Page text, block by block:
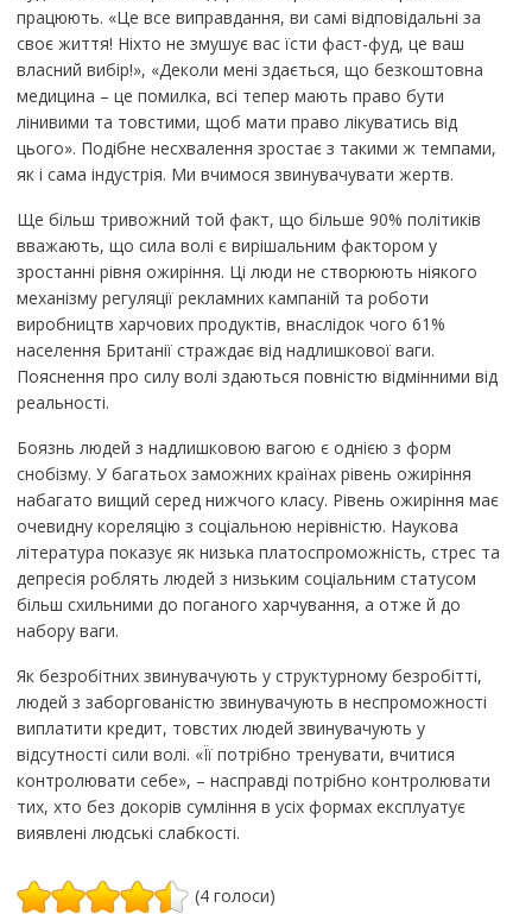
працюють. «Це все виправдання, ви самі відповідальні за
своє життя! Ніхто не змушує вас їсти фаст-фуд, це ваш
власний вибір!», «Деколи мені здається, що безкоштовна
медицина – це помилка, всі тепер мають право бути
лінивими та товстими, щоб мати право лікуватись від
цього». Подібне несхвалення зростає з такими ж темпами,
як і сама індустрія. Ми вчимося звинувачувати жертв.
Ще більш тривожний той факт, що більше 90% політиків
вважають, що сила волі є вирішальним фактором у
зростанні рівня ожиріння. Ці люди не створюють ніякого
механізму регуляції рекламних кампаній та роботи
виробництв харчових продуктів, внаслідок чого 61%
населення Британії страждає від надлишкової ваги.
Пояснення про силу волі здаються повністю відмінними від
реальності.
Боязнь людей з надлишковою вагою є однією з форм
снобізму. У багатьох заможних країнах рівень ожиріння
набагато вищий серед нижчого класу. Рівень ожиріння має
очевидну кореляцію з соціальною нерівністю. Наукова
література показує як низька платоспроможність, стрес та
депресія роблять людей з низьким соціальним статусом
більш схильними до поганого харчування, а отже й до
набору ваги.
Як безробітних звинувачують у структурному безробітті,
людей з заборгованістю звинувачують в неспроможності
виплатити кредит, товстих людей звинувачують у
відсутності сили волі. «Її потрібно тренувати, вчитися
контролювати себе», – насправді потрібно контролювати
тих, хто без докорів сумління в усіх формах експлуатує
виявлені людські слабкості.
(4 голоси)